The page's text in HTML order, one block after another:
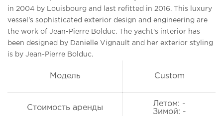
in 2004 by Louisbourg and last refitted in 2016. This luxury
vessel's sophisticated exterior design and engineering are
the work of Jean-Pierre Bolduc. The yacht's interior has
been designed by Danielle Vignault and her exterior styling
is by Jean-Pierre Bolduc.
Модель Custom
Стоимость аренды
Летом: -
Зимой: -